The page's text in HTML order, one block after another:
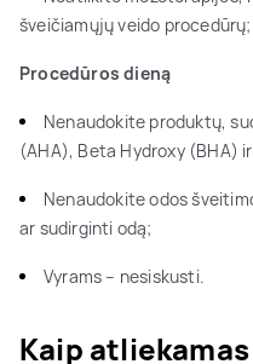
šveičiamųjų veido procedūrų;
Procedūros dieną
Nenaudokite produktų,
(AHA), Beta Hydroxy (BHA)
Nenaudokite odos
ar sudirginti odą;
Vyrams – nesiskusti.
Kaip